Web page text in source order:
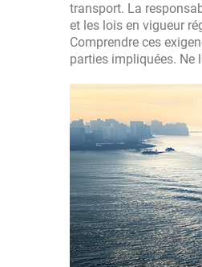
transport. La
et les lois en vigueur
Comprendre ces
parties impliquées. Ne